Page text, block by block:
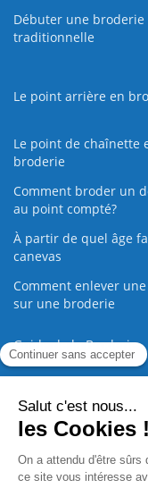
Débuter une broderie
traditionnelle
Le point arrière en
Le point de chaînette
broderie
Comment broder un
au point compté?
À partir de quel âge
canevas
Comment enlever
sur une broderie
Guide de la Broderie